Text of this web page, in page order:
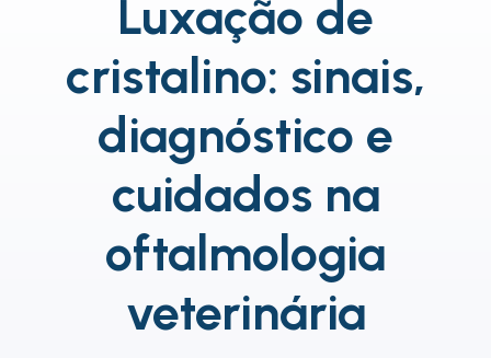
Luxação de
cristalino: sinais,
diagnóstico e
cuidados na
oftalmologia
veterinária